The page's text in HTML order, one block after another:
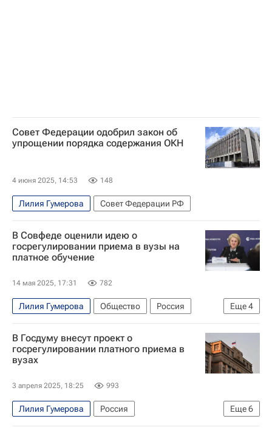
Совет Федерации одобрил закон об
упрощении порядка содержания ОКН
4 июня 2025, 14:53 148
Лилия Гумерова Совет Федерации РФ
В Совфеде оценили идею о
госрегулировании приема в вузы на
платное обучение
14 мая 2025, 17:31 782
Еще4
Лилия Гумерова Общество
Россия
Валентина Матвиенко
Вячеслав Володин
Госдума РФ
Совет Федерации РФ
В Госдуму внесут проект о
госрегулировании платного приема в
вузах
3 апреля 2025, 18:25 993
Еще6
Лилия Гумерова
Россия
Валентина Матвиенко
Совет Федерации РФ